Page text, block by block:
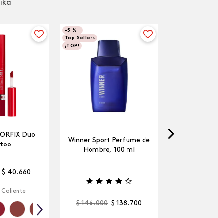
Duo
$ 40 .660
Caliente
-5 %
Top Sellers
¡TOP!
Winner Sport Perfume de
Hombre, 100 ml
$ 146.000 $ 138 .700